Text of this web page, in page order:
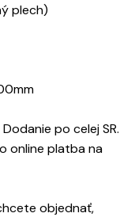
plech)
po celej SR.
online platba na
objednať,